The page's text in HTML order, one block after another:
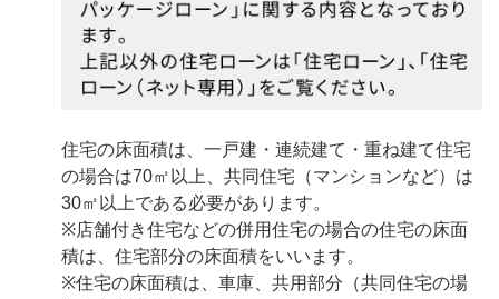
住宅の床面積は、一戸建・連続建て・重ね建て住宅
の場合は70㎡以上、共同住宅（マンションなど）は
30㎡以上である必要があります。
※店舗付き住宅などの併用住宅の場合の住宅の床面
積は、住宅部分の床面積をいいます。
※住宅の床面積は、車庫、共用部分（共同住宅の場